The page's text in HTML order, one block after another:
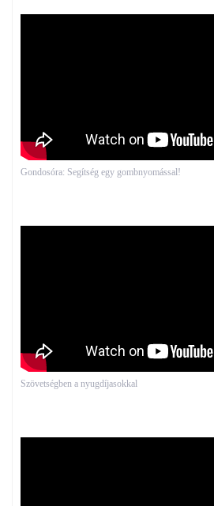
Gondosóra: Segítség egy gombnyomással!
Szövetségben a nyugdíjasokkal